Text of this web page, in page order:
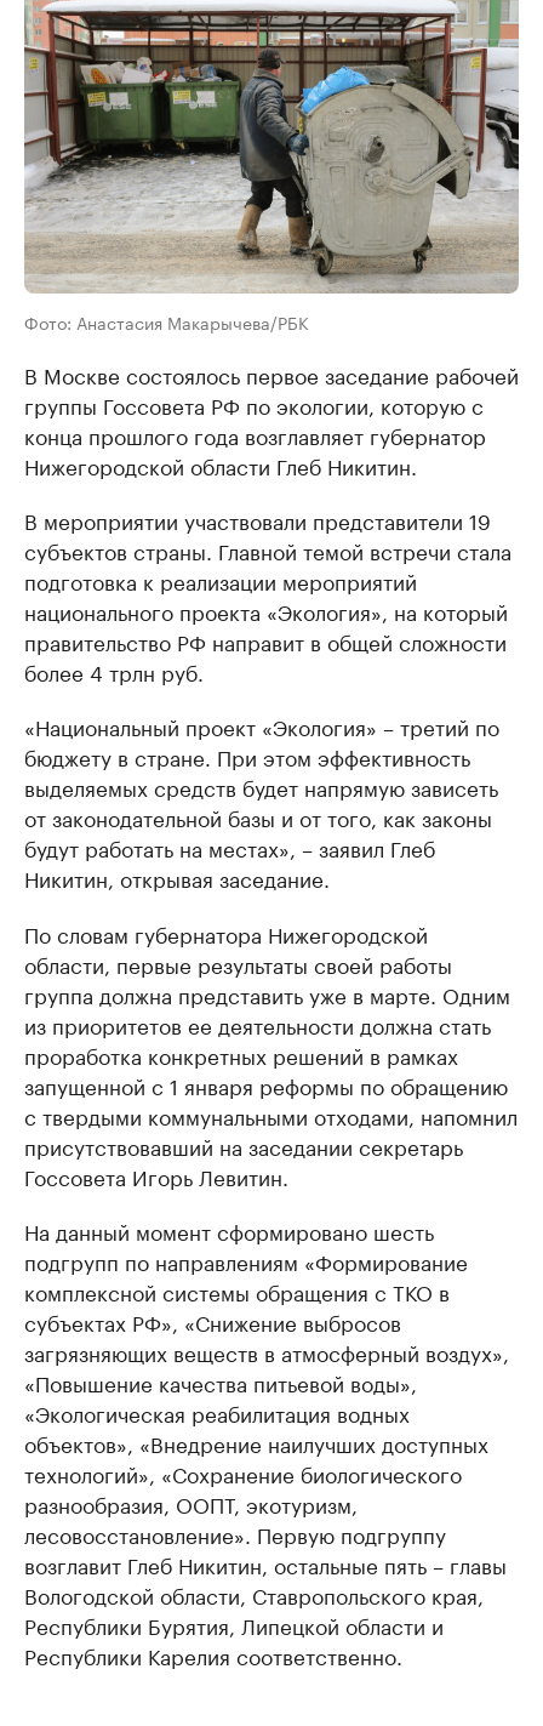
Фото: Анастасия Макарычева/РБК
В Москве состоялось первое заседание рабочей
группы Госсовета РФ по экологии, которую с
конца прошлого года возглавляет губернатор
Нижегородской области Глеб Никитин.
В мероприятии участвовали представители 19
субъектов страны. Главной темой встречи стала
подготовка к реализации мероприятий
национального проекта «Экология», на который
правительство РФ направит в общей сложности
более 4 трлн руб.
«Национальный проект «Экология» – третий по
бюджету в стране. При этом эффективность
выделяемых средств будет напрямую зависеть
от законодательной базы и от того, как законы
будут работать на местах», – заявил Глеб
Никитин, открывая заседание.
По словам губернатора Нижегородской
области, первые результаты своей работы
группа должна представить уже в марте. Одним
из приоритетов ее деятельности должна стать
проработка конкретных решений в рамках
запущенной с 1 января реформы по обращению
с твердыми коммунальными отходами, напомнил
присутствовавший на заседании секретарь
Госсовета Игорь Левитин.
На данный момент сформировано шесть
подгрупп по направлениям «Формирование
комплексной системы обращения с ТКО в
субъектах РФ», «Снижение выбросов
загрязняющих веществ в атмосферный воздух»,
«Повышение качества питьевой воды»,
«Экологическая реабилитация водных
объектов», «Внедрение наилучших доступных
технологий», «Сохранение биологического
разнообразия, ООПТ, экотуризм,
лесовосстановление». Первую подгруппу
возглавит Глеб Никитин, остальные пять – главы
Вологодской области, Ставропольского края,
Республики Бурятия, Липецкой области и
Республики Карелия соответственно.